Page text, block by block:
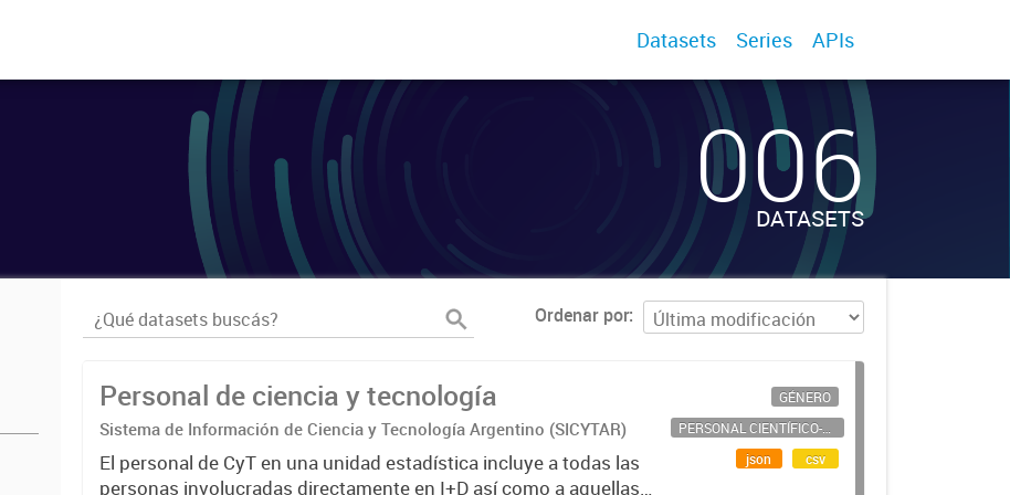
Datasets Series APIs
006
DATASETS
Ordenar por
Personal de ciencia y tecnología
Sistema de Información de Ciencia y Tecnología Argentino (SICYTAR)
El personal de CyT en una unidad estadística incluye a todas las
personas involucradas directamente en I+D así como a aquellas
GÉNERO
PERSONAL CIENTÍFICO-TECNOLÓGICO
json
csv